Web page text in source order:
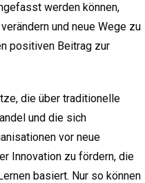
werden können,
und neue Wege zu
positiven Beitrag zur
die über traditionelle
und die sich
vor neue
Innovation zu fördern, die
basiert. Nur so können